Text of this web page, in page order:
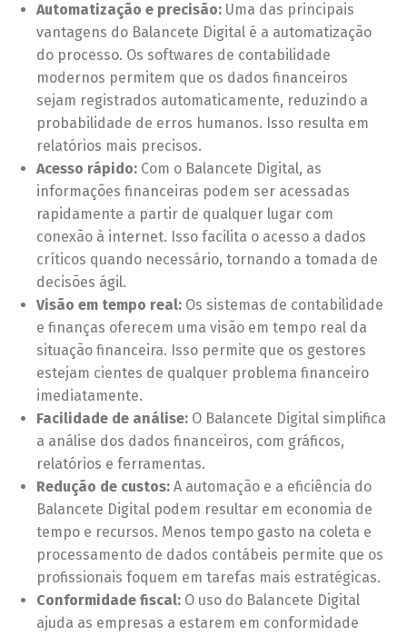
Automatização e precisão: Uma das principais
vantagens do Balancete Digital é a automatização
do processo. Os softwares de contabilidade
modernos permitem que os dados financeiros
sejam registrados automaticamente, reduzindo a
probabilidade de erros humanos. Isso resulta em
relatórios mais precisos.
Acesso rápido: Com o Balancete Digital, as
informações financeiras podem ser acessadas
rapidamente a partir de qualquer lugar com
conexão à internet. Isso facilita o acesso a dados
críticos quando necessário, tornando a tomada de
decisões ágil.
Visão em tempo real: Os sistemas de contabilidade
e finanças oferecem uma visão em tempo real da
situação financeira. Isso permite que os gestores
estejam cientes de qualquer problema financeiro
imediatamente.
Facilidade de análise: O Balancete Digital simplifica
a análise dos dados financeiros, com gráficos,
relatórios e ferramentas.
Redução de custos: A automação e a eficiência do
Balancete Digital podem resultar em economia de
tempo e recursos. Menos tempo gasto na coleta e
processamento de dados contábeis permite que os
profissionais foquem em tarefas mais estratégicas.
Conformidade fiscal: O uso do Balancete Digital
ajuda as empresas a estarem em conformidade